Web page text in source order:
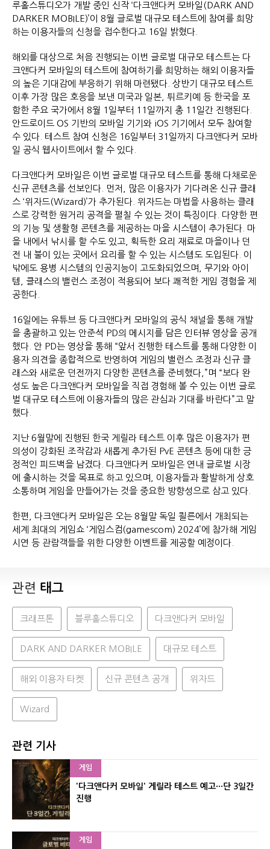
루홀스튜디오가 개발 중인 신작 ‘다크앤다커 모바일(DARK AND
DARKER MOBILE)’이 8월 글로벌 대규모 테스트에 참여를 희망
하는 이용자들의 신청을 접수한다고 16일 밝혔다.
해외를 대상으로 처음 진행되는 이번 글로벌 대규모 테스트는 다
크앤다커 모바일의 테스트에 참여하기를 희망하는 해외 이용자들
의 높은 기대감에 부응하기 위해 마련됐다. 상반기 대규모 테스트
이후 가장 많은 호응을 보낸 미국과 일본, 튀르키예 등 한국을 포
함한 주요 국가에서 8월 1일부터 11일까지 총 11일간 진행된다.
안드로이드 OS 기반의 모바일 기기와 iOS 기기에서 모두 참여할
수 있다. 테스트 참여 신청은 16일부터 31일까지 다크앤다커 모바
일 공식 웹사이트에서 할 수 있다.
다크앤다커 모바일은 이번 글로벌 대규모 테스트를 통해 다채로운
신규 콘텐츠를 선보인다. 먼저, 많은 이용자가 기다려온 신규 클래
스 ‘위자드(Wizard)’가 추가된다. 위자드는 마법을 사용하는 클래
스로 강력한 원거리 공격을 펼칠 수 있는 것이 특징이다. 다양한 편
의 기능 및 생활형 콘텐츠를 제공하는 마을 시스템이 추가된다. 마
을 내에서 낚시를 할 수도 있고, 획득한 요리 재료로 마을이나 던
전 내 불이 있는 곳에서 요리를 할 수 있는 시스템도 도입된다. 이
밖에도 용병 시스템의 인공지능이 고도화되었으며, 무기와 아이
템, 클래스의 밸런스 조정이 적용되어 보다 쾌적한 게임 경험을 제
공한다.
16일에는 유튜브 등 다크앤다커 모바일의 공식 채널을 통해 개발
을 총괄하고 있는 안준석 PD의 메시지를 담은 인터뷰 영상을 공개
했다. 안 PD는 영상을 통해 “앞서 진행한 테스트를 통해 다양한 이
용자 의견을 종합적으로 반영하여 게임의 밸런스 조정과 신규 클
래스와 새로운 던전까지 다양한 콘텐츠를 준비했다,”며 “보다 완
성도 높은 다크앤다커 모바일을 직접 경험해 볼 수 있는 이번 글로
벌 대규모 테스트에 이용자들의 많은 관심과 기대를 바란다”고 말
했다.
지난 6월말에 진행된 한국 게릴라 테스트 이후 많은 이용자가 편
의성이 강화된 조작감과 새롭게 추가된 PvE 콘텐츠 등에 대한 긍
정적인 피드백을 남겼다. 다크앤다커 모바일은 연내 글로벌 시장
에 출시하는 것을 목표로 하고 있으며, 이용자들과 활발하게 상호
소통하며 게임을 만들어가는 것을 중요한 방향성으로 삼고 있다.
한편, 다크앤다커 모바일은 오는 8월말 독일 쾰른에서 개최되는
세계 최대의 게임쇼 ‘게임스컴(gamescom) 2024’에 참가해 게임
시연 등 관람객들을 위한 다양한 이벤트를 제공할 예정이다.
관련 태그
크래프톤 블루홀스튜디오 다크앤다커 모바일
DARK AND DARKER MOBILE 대규모 테스트
해외 이용자 타켓 신규 콘텐츠 공개 위자드
Wizard
관련 기사
게임
'다크앤다커 모바일' 게릴라 테스트 예고···단 3일간
진행
게임